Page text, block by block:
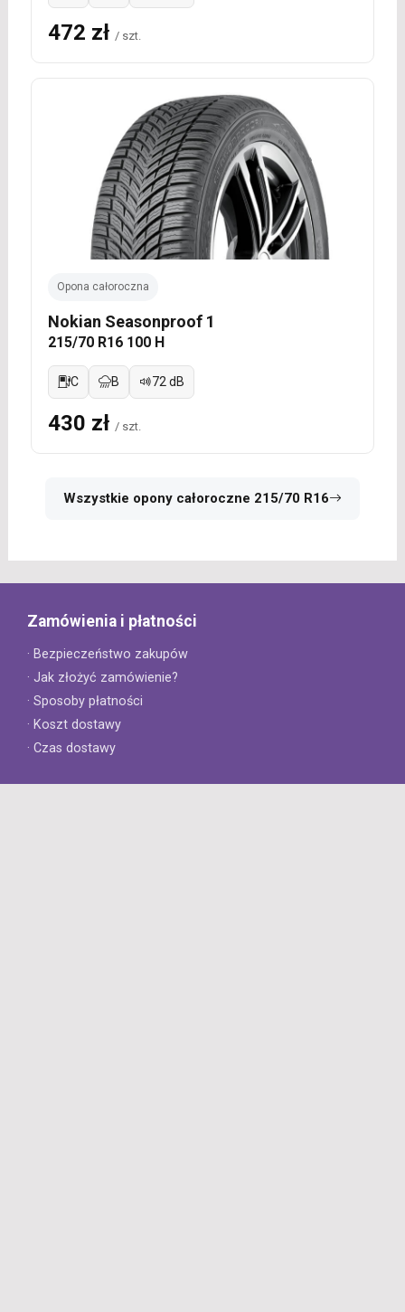
472 zł / szt.
Opona całoroczna
Nokian Seasonproof 1
215/70 R16 100 H
C B 72 dB
430 zł / szt.
Wszystkie opony całoroczne 215/70 R16
Zamówienia i płatności
· Bezpieczeństwo zakupów
· Jak złożyć zamówienie?
· Sposoby płatności
· Koszt dostawy
· Czas dostawy